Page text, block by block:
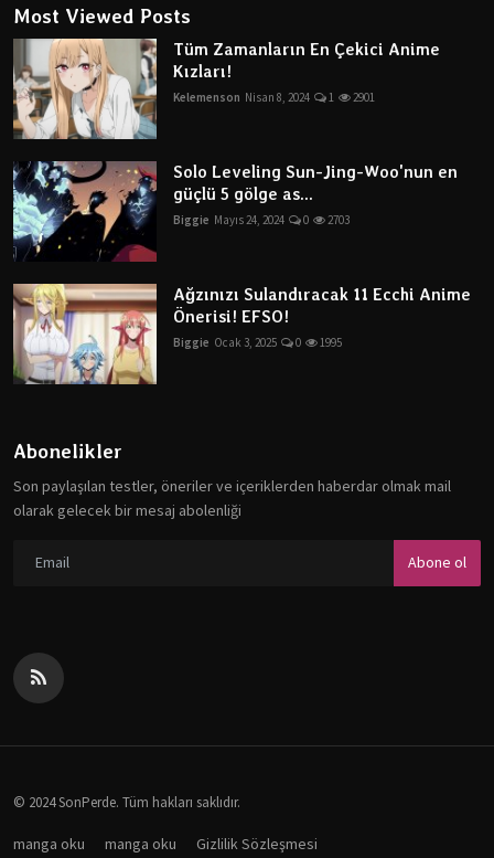
Most Viewed Posts
Tüm Zamanların En Çekici Anime
Kızları!
Kelemenson Nisan 8, 2024 1 2901
Solo Leveling Sun-Jing-Woo'nun en
güçlü 5 gölge as...
Biggie Mayıs 24, 2024 0 2703
Ağzınızı Sulandıracak 11 Ecchi Anime
Önerisi! EFSO!
Biggie Ocak 3, 2025 0 1995
Abonelikler
Son paylaşılan testler, öneriler ve içeriklerden haberdar olmak mail
olarak gelecek bir mesaj abolenliği
Abone ol
© 2024 SonPerde. Tüm hakları saklıdır.
manga oku manga oku Gizlilik Sözleşmesi